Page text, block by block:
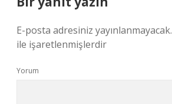
E-posta adresiniz yayınlanmayacak.
ile işaretlenmişlerdir
Yorum